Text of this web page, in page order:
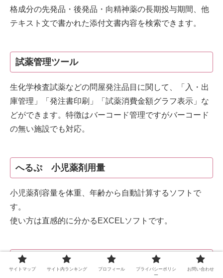
格成分の先発品・後発品・向精神薬の長期投与期間、他
テキスト文で書かれた添付文書内容を検索できます。
試薬管理ツール
生化学検査試薬などの問屋発注品目に関して、「入・出
庫管理」「発注書印刷」「試薬消費金額グラフ表示」な
どができます。特徴はバーコード管理ですがバーコード
の無い施設でも対応。
へるぷ 小児薬剤用量
小児薬剤容量を体重、年齢から自動計算するソフトで
す。
使い方は直感的に分かるEXCELソフトです。
医薬品の安全使用 Doc
サイトマップ サイト内ランキング プロフィール
プライバシーポリシ
ー
お問い合わせ